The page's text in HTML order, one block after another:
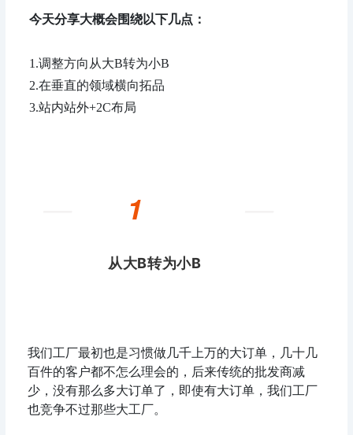
今天分享大概会围绕以下几点：
1.调整方向从大B转为小B
2.在垂直的领域横向拓品
3.站内站外+2C布局
1
从大B转为小B
我们工厂最初也是习惯做几千上万的大订单，几十几
百件的客户都不怎么理会的，后来传统的批发商减
少，没有那么多大订单了，即使有大订单，我们工厂
也竞争不过那些大工厂。